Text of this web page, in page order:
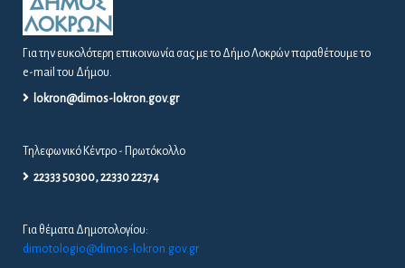
Για την ευκολότερη επικοινωνία σας με το Δήμο Λοκρών παραθέτουμε το
e-mail του Δήμου.
lokron@dimos-lokron.gov.gr
Τηλεφωνικό Κέντρο - Πρωτόκολλο
22333 50300, 22330 22374
Για θέματα Δημοτολογίου:
dimotologio@dimos-lokron.gov.gr